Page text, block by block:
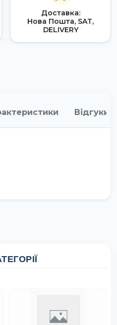
Доставка:
Нова Пошта, SAT,
DELIVERY
Відгуки